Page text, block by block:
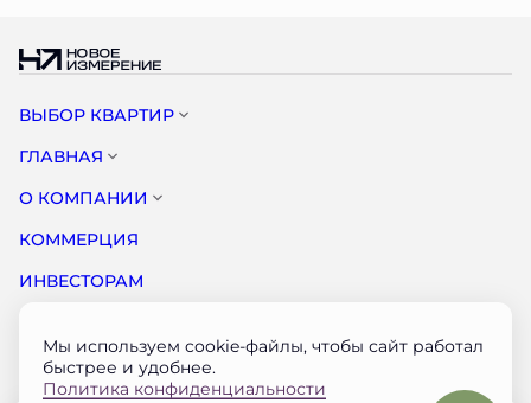
ВЫБОР КВАРТИР
ГЛАВНАЯ
О КОМПАНИИ
КОММЕРЦИЯ
ИНВЕСТОРАМ
КОНТАКТЫ
Мы используем cookie-файлы, чтобы сайт работал
быстрее и удобнее.
Политика конфиденциальности